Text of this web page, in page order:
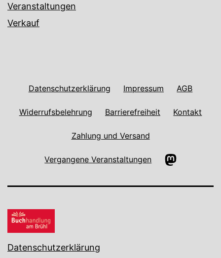
Veranstaltungen
Verkauf
Datenschutzerklärung Impressum AGB
Widerrufsbelehrung Barrierefreiheit Kontakt
Zahlung und Versand
Vergangene Veranstaltungen Mastodon
Datenschutzerklärung